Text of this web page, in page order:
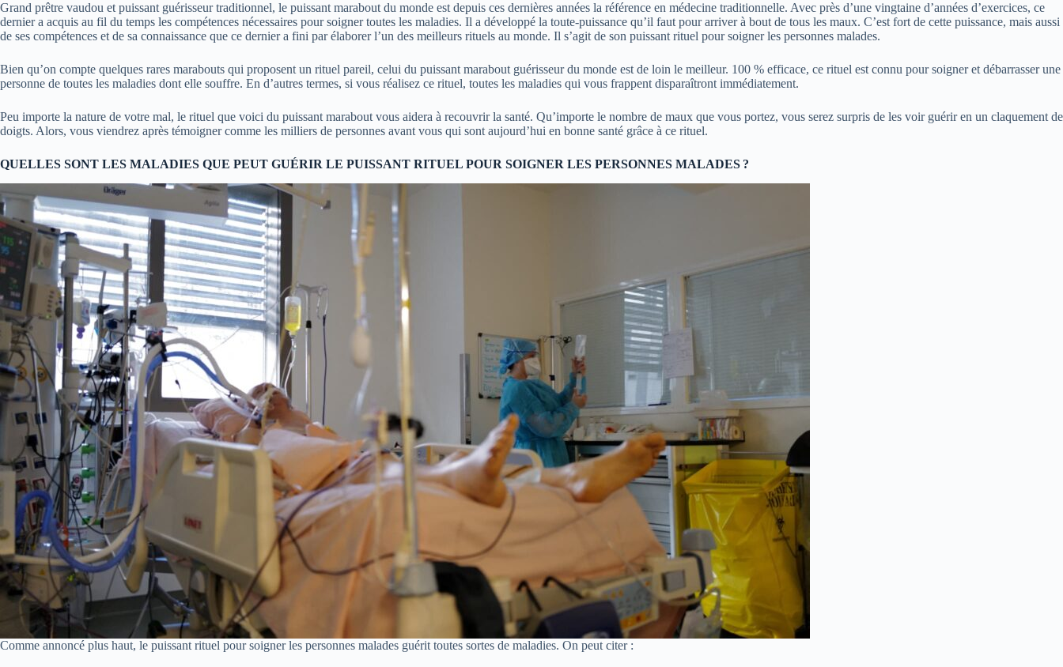
Grand prêtre vaudou et puissant guérisseur traditionnel, le puissant marabout du monde est depuis ces dernières années la référence en médecine traditionnelle. Avec près d’une vingtaine d’années d’exercices, ce
dernier a acquis au fil du temps les compétences nécessaires pour soigner toutes les maladies. Il a développé la toute-puissance qu’il faut pour arriver à bout de tous les maux. C’est fort de cette puissance, mais aussi
de ses compétences et de sa connaissance que ce dernier a fini par élaborer l’un des meilleurs rituels au monde. Il s’agit de son puissant rituel pour soigner les personnes malades.
Bien qu’on compte quelques rares marabouts qui proposent un rituel pareil, celui du puissant marabout guérisseur du monde est de loin le meilleur. 100 % efficace, ce rituel est connu pour soigner et débarrasser une
personne de toutes les maladies dont elle souffre. En d’autres termes, si vous réalisez ce rituel, toutes les maladies qui vous frappent disparaîtront immédiatement.
Peu importe la nature de votre mal, le rituel que voici du puissant marabout vous aidera à recouvrir la santé. Qu’importe le nombre de maux que vous portez, vous serez surpris de les voir guérir en un claquement de
doigts. Alors, vous viendrez après témoigner comme les milliers de personnes avant vous qui sont aujourd’hui en bonne santé grâce à ce rituel.
QUELLES SONT LES MALADIES QUE PEUT GUÉRIR LE PUISSANT RITUEL POUR SOIGNER LES PERSONNES MALADES ?
Comme annoncé plus haut, le puissant rituel pour soigner les personnes malades guérit toutes sortes de maladies. On peut citer :